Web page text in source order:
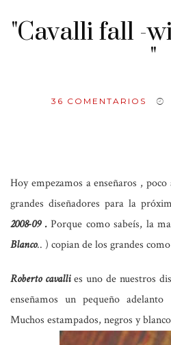
"Cavalli fall -
"
36 COMENTARIOS
Hoy empezamos a enseñaros ,
grandes diseñadores para la
2008-09.Porque como sabeís, la
Blanco.. ) copian de los grandes
Roberto cavallies uno de nuestros
enseñamos un pequeño
Muchos estampados, negros y